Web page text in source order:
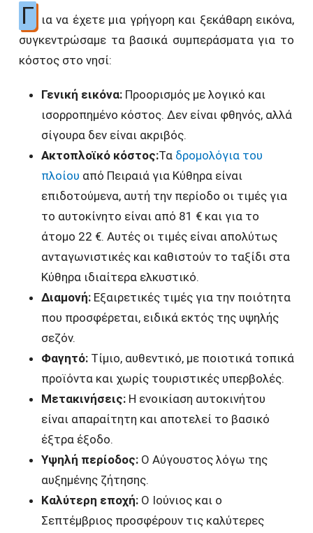
Γ
ια να έχετε μια γρήγορη και ξεκάθαρη εικόνα,
συγκεντρώσαμε τα βασικά συμπεράσματα για το
κόστος στο νησί:
Γενική εικόνα: Προορισμός με λογικό και
ισορροπημένο κόστος. Δεν είναι φθηνός, αλλά
σίγουρα δεν είναι ακριβός.
Ακτοπλοϊκό κόστος:Τα δρομολόγια του
πλοίου από Πειραιά για Κύθηρα είναι
επιδοτούμενα, αυτή την περίοδο οι τιμές για
το αυτοκίνητο είναι από 81 € και για το
άτομο 22 €. Αυτές οι τιμές είναι απολύτως
ανταγωνιστικές και καθιστούν το ταξίδι στα
Κύθηρα ιδιαίτερα ελκυστικό.
Διαμονή: Εξαιρετικές τιμές για την ποιότητα
που προσφέρεται, ειδικά εκτός της υψηλής
σεζόν.
Φαγητό: Τίμιο, αυθεντικό, με ποιοτικά τοπικά
προϊόντα και χωρίς τουριστικές υπερβολές.
Μετακινήσεις: Η ενοικίαση αυτοκινήτου
είναι απαραίτητη και αποτελεί το βασικό
έξτρα έξοδο.
Υψηλή περίοδος: Ο Αύγουστος λόγω της
αυξημένης ζήτησης.
Καλύτερη εποχή: Ο Ιούνιος και ο
Σεπτέμβριος προσφέρουν τις καλύτερες